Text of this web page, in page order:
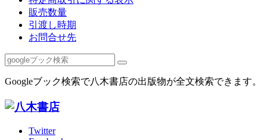
販売数量
引渡し時期
お問合せ先
Googleブック検索で八木書店の出版物が全文検索できます。
Twitter